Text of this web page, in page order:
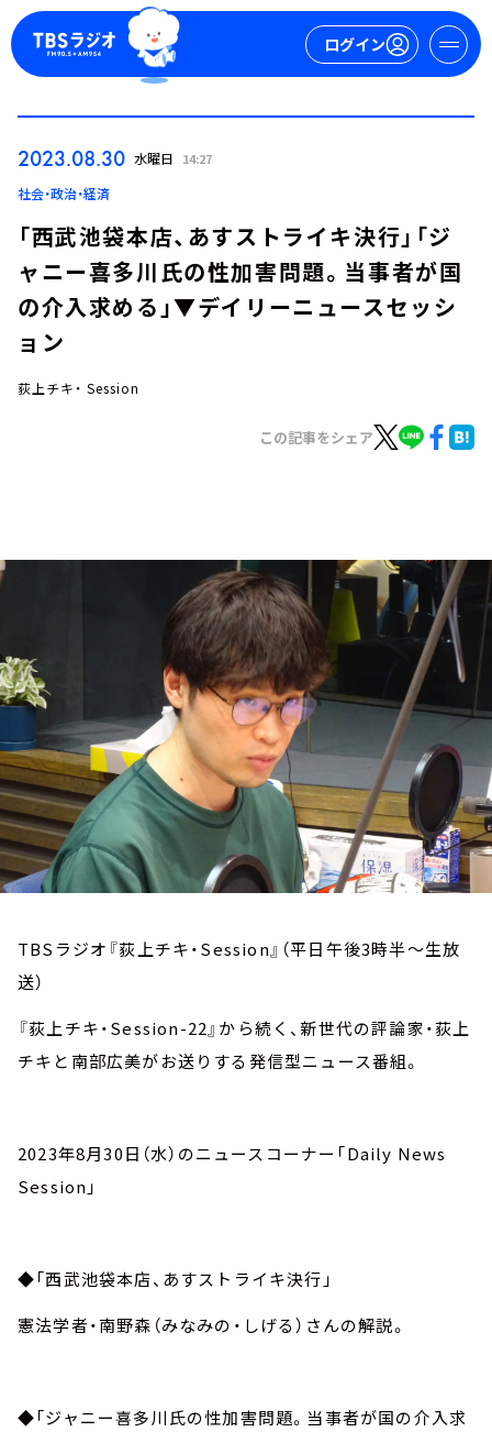
ログイン
今日の番組表
YouTube
2023.08.30 水曜日 14:27
社会・政治・経済
「西武池袋本店、あすストライキ決行」「ジ
ャニー喜多川氏の性加害問題。当事者が国
の介入求める」▼デイリーニュースセッシ
ョン
荻上チキ・ Session
この記事をシェア
TBSラジオ『荻上チキ・Session』（平日午後3時半～生放
送）
『荻上チキ・Session-22』から続く、新世代の評論家・荻上
チキと南部広美がお送りする発信型ニュース番組。
2023年8月30日（水）のニュースコーナー「Daily News
Session」
◆「西武池袋本店、あすストライキ決行」
憲法学者・南野森（みなみの・しげる）さんの解説。
◆「ジャニー喜多川氏の性加害問題。当事者が国の介入求